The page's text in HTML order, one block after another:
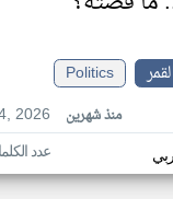
Politics
2026
منذ شهرين
عدد